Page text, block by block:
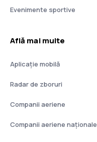
Evenimente sportive
Află mai multe
Aplicație mobilă
Radar de zboruri
Companii aeriene
Companii aeriene naţionale